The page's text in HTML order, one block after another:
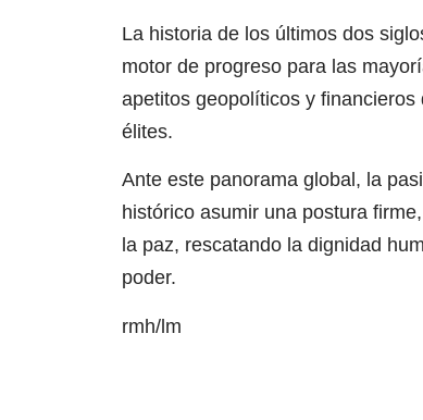
La historia de los últimos dos
motor de progreso para las
apetitos geopolíticos y
élites.
Ante este panorama global, la
histórico asumir una postura
la paz, rescatando la dignidad
poder.
rmh/lm